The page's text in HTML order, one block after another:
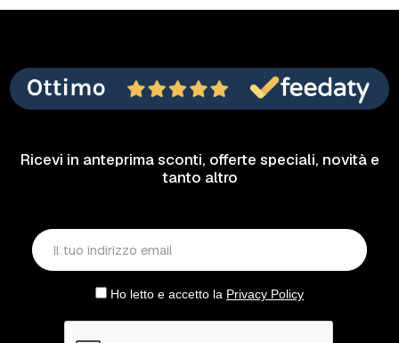
Ricevi in anteprima sconti, offerte speciali, novità e
tanto altro
Ho letto e accetto la Privacy Policy